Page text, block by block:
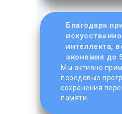
Благодаря
интеллекта,
экономия до
Мы активно
передовые
сохранения
памяти.